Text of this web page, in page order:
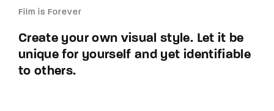
Film is Forever
Create your own visual style. Let it be
unique for yourself and yet identifiable
to others.